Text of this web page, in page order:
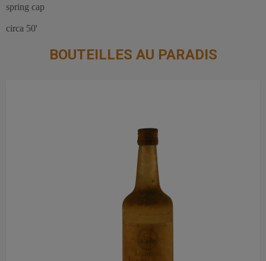
spring cap
circa 50'
BOUTEILLES AU PARADIS